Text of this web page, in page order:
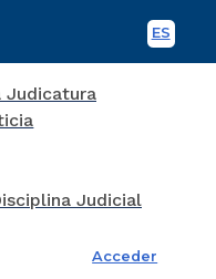
ES
Acceder